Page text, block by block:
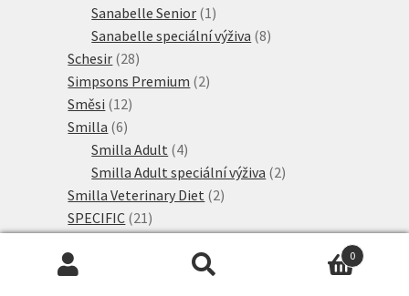
produkt
Sanabelle Senior 1 1
produkt
Sanabelle speciální výživa 88
Schesir 2828
produktů
Simpsons Premium 22
Směsi 1212
Smilla 66
produktů
Smilla Adult 44
produkty
Smilla Adult speciální výživa 22
Smilla Veterinary Diet 22
SPECIFIC 21 21
produktů15
produktů
Thrive PremiumPlus 2 0